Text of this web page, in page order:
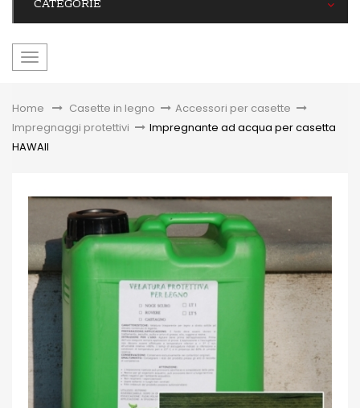
CATEGORIE
navigazione
Home &gt;Casette in legno > Accessori per casette >
Impregnaggi protettivi > Impregnante ad acqua per casetta
HAWAII